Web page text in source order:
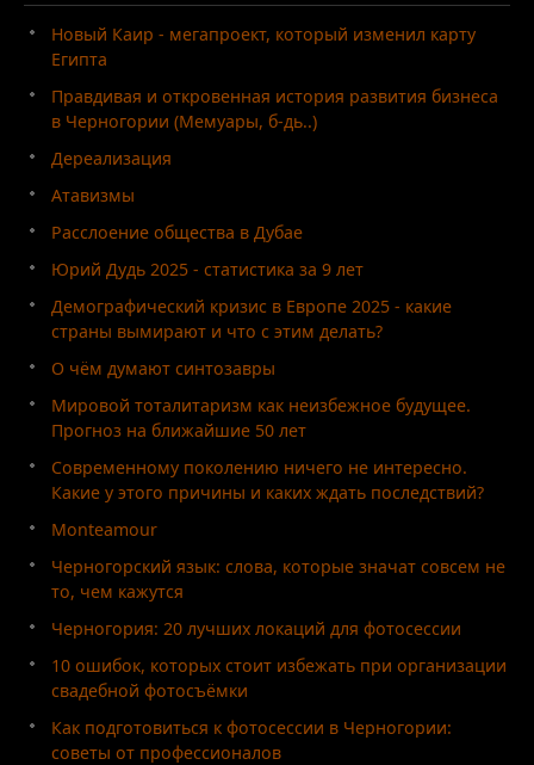
Новый Каир - мегапроект, который изменил карту
Египта
Правдивая и откровенная история развития бизнеса
в Черногории (Мемуары, б-дь..)
Дереализация
Атавизмы
Расслоение общества в Дубае
Юрий Дудь 2025 - статистика за 9 лет
Демографический кризис в Европе 2025 - какие
страны вымирают и что с этим делать?
О чём думают синтозавры
Мировой тоталитаризм как неизбежное будущее.
Прогноз на ближайшие 50 лет
Современному поколению ничего не интересно.
Какие у этого причины и каких ждать последствий?
Monteamour
Черногорский язык: слова, которые значат совсем не
то, чем кажутся
Черногория: 20 лучших локаций для фотосессии
10 ошибок, которых стоит избежать при организации
свадебной фотосъёмки
Как подготовиться к фотосессии в Черногории:
советы от профессионалов